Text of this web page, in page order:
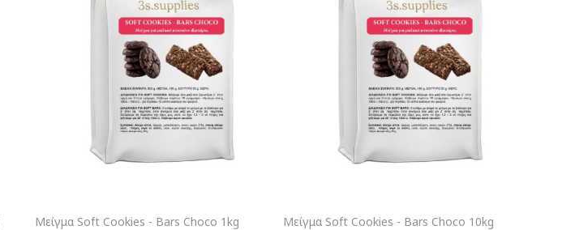
+Καλάθι
Μείγμα Soft Cookies - Bars Choco 1kg +Καλάθι
Μείγμα Soft Cookies - Bars Choco 10kg